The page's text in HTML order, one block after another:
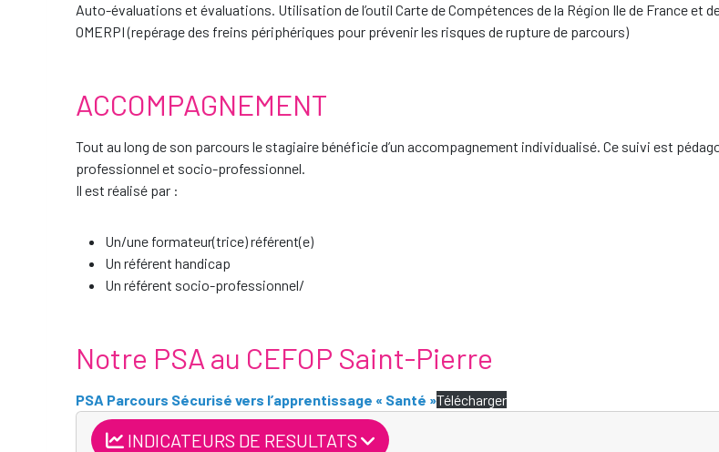
Auto-évaluations et évaluations. Utilisation de l’outil Carte de Compétences de la Région Ile de France et de
OMERPI (repérage des freins périphériques pour prévenir les risques de rupture de parcours)
ACCOMPAGNEMENT
Tout au long de son parcours le stagiaire bénéficie d’un accompagnement individualisé. Ce suivi est
professionnel et socio-professionnel.
Il est réalisé par :
Un/une formateur(trice) référent(e)
Un référent handicap
Un référent socio-professionnel/
Notre PSA au CEFOP Saint-Pierre
PSA Parcours Sécurisé vers l’apprentissage « Santé »Télécharger
INDICATEURS DE RESULTATS